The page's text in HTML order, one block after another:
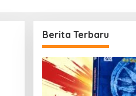
Berita Terbaru